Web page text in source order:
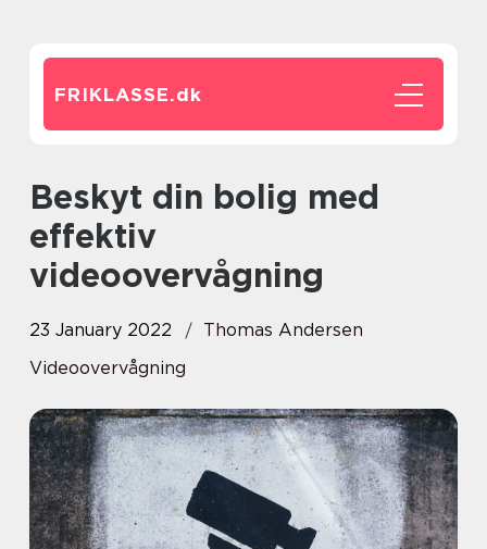
FRIKLASSE.dk
Beskyt din bolig med
effektiv
videoovervågning
23 January 2022
Thomas Andersen
Videoovervågning